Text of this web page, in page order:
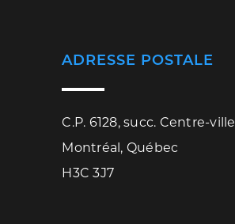
ADRESSE POSTALE
C.P. 6128, succ. Centre-ville
Montréal, Québec
H3C 3J7